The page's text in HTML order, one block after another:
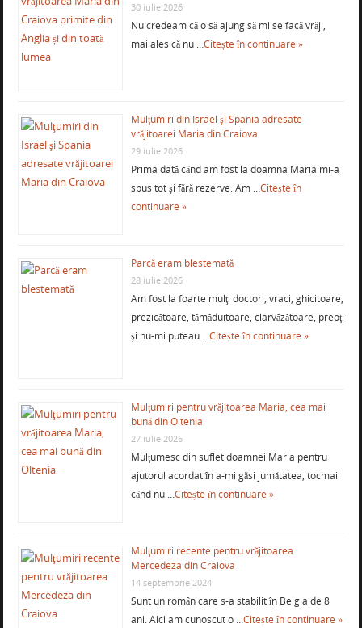
30 iulie 2026
Nu credeam că o să ajung să mi se facă vrăji,
mai ales că nu …Citește în continuare »
Mulţumiri din Israel şi Spania adresate
vrăjitoarei Maria din Craiova
29 iulie 2026
Prima dată când am fost la doamna Maria mi-a
spus tot şi fără rezerve. Am …Citește în
continuare »
Parcă eram blestemată
28 iulie 2026
Am fost la foarte mulţi doctori, vraci, ghicitoare,
prezicătoare, tămăduitoare, clarvăzătoare, preoţi
şi nu-mi puteau …Citește în continuare »
Mulţumiri pentru vrăjitoarea Maria, cea mai
bună din Oltenia
27 iulie 2026
Mulţumesc din suflet doamnei Maria pentru
ajutorul acordat în a-mi găsi jumătatea, tocmai
când nu …Citește în continuare »
Mulţumiri recente pentru vrăjitoarea
Mercedeza din Craiova
14 septembrie 2024
Sunt un român care s-a stabilit în Belgia de 8
ani. Aici am cunoscut o …Citește în continuare »